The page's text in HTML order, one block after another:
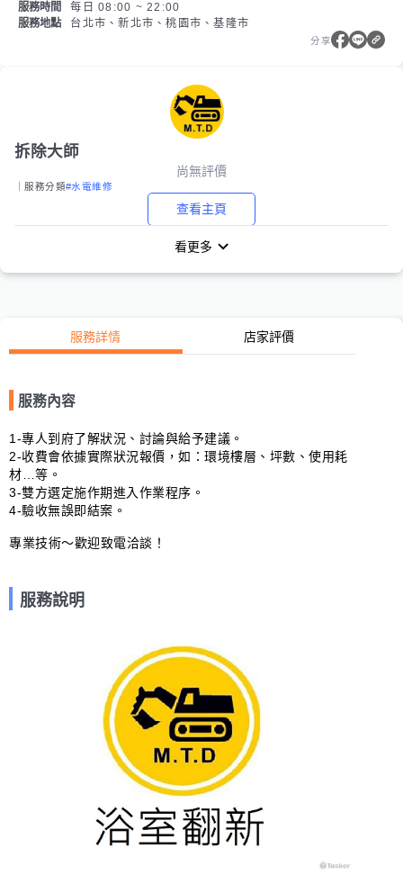
服務時間
每日 08:00 ~ 22:00
服務地點
台北市、新北市、桃園市、基隆市
分享
拆除大師
尚無評價
｜服務分類#水電維修
查看主頁
看更多
服務詳情 店家評價
服務內容
1-專人到府了解狀況、討論與給予建議。
2-收費會依據實際狀況報價，如：環境樓層、坪數、使用耗
材…等。
3-雙方選定施作期進入作業程序。
4-驗收無誤即結案。
服務說明